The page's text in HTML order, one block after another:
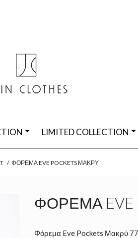
LIMITED COLLECTION
/ ΦΌΡΕΜΑ EVE POCKETS ΜΑΚΡΎ
ΦΌΡΕΜΑ EVE
Φόρεμα Eve Pockets Μακρύ